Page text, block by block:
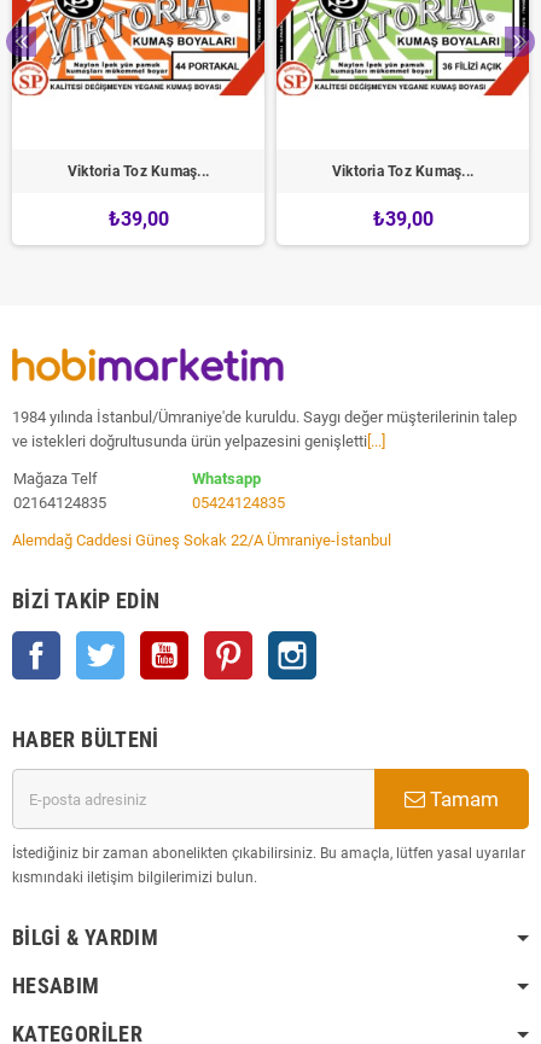
Viktoria Toz Kumaş...
₺39,00
Viktoria Toz Kumaş...
₺39,00
1984 yılında İstanbul/Ümraniye'de kuruldu. Saygı değer müşterilerinin talep
ve istekleri doğrultusunda ürün yelpazesini genişletti [...]
Mağaza Telf
02164124835
Whatsapp
05424124835
Alemdağ Caddesi Güneş Sokak 22/A Ümraniye-İstanbul
BIZI TAKIP EDIN
Facebook Twitter YouTube Pinterest
HABER BÜLTENI
Tamam
İstediğiniz bir zaman abonelikten çıkabilirsiniz. Bu amaçla, lütfen yasal uyarılar
kısmındaki iletişim bilgilerimizi bulun.
BILGI & YARDIM
HESABIM
KATEGORILER